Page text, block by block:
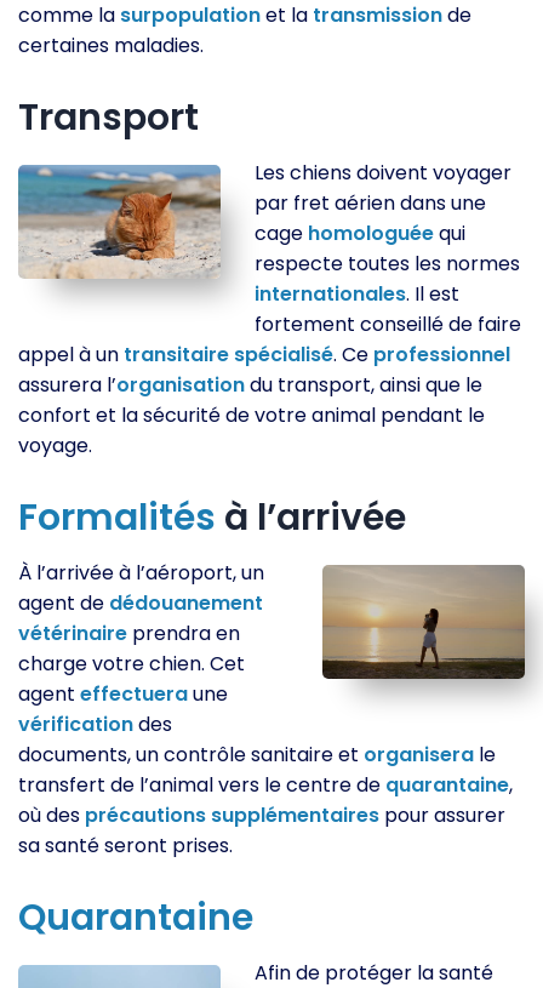
comme la surpopulationet la transmissionde
certaines maladies.
Transport
Les chiens doivent voyager
par fret aérien dans une
cage homologuéequi
respecte toutes les normes
internationales. Il est
fortement conseillé de faire
appel à un transitaire spécialisé. Ce professionnel
assurera l’organisationdu transport, ainsi que le
confort et la sécurité de votre animal pendant le
voyage.
Formalités à l’arrivée
À l’arrivée à l’aéroport, un
agent de dédouanement
vétérinaire prendra en
charge votre chien. Cet
agent effectueraune
vérificationdes
documents, un contrôle sanitaire et organisera le
transfert de l’animal vers le centre de quarantaine,
où des précautions supplémentaires pour assurer
sa santé seront prises.
Quarantaine
Afin de protéger la santé